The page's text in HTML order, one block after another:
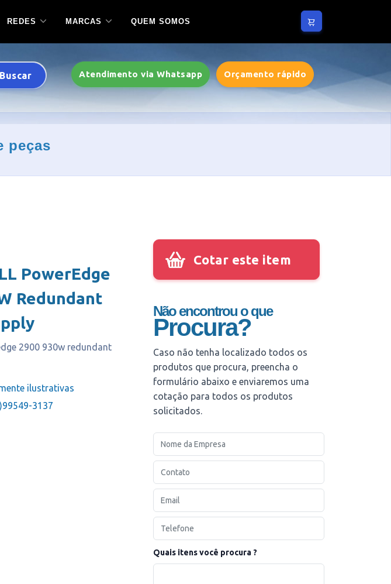
REDES MARCAS QUEM SOMOS
Buscar Atendimento via Whatsapp Orçamento rápido
peças
PowerEdge
Redundant
2900 930w redundant
ilustrativas
3137
Cotar este item
Não encontrou o que
Procura?
Caso não tenha localizado todos os
produtos que procura, preencha o
formulário abaixo e enviaremos uma
cotação para todos os produtos
solicitados.
Quais itens você procura ?